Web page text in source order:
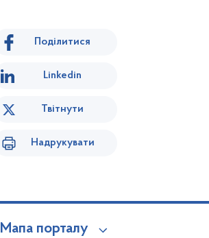
Поділитися
Linkedin
Твітнути
Надрукувати
Мапа порталу